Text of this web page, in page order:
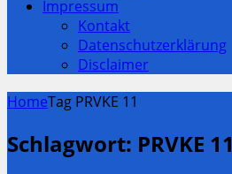
Impressum
Kontakt
Datenschutzerklärung
Disclaimer
HomeTag PRVKE 11
Schlagwort: PRVKE 11